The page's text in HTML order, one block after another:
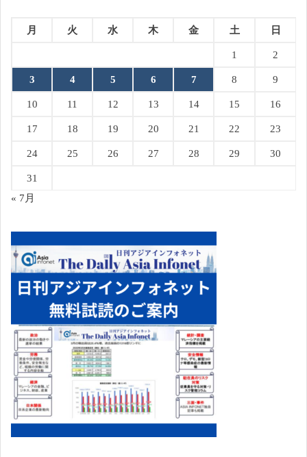
月 火 水 木 金 土 日
1 2
3 4 5 6 7 8 9
10 11 12 13 14 15 16
17 18 19 20 21 22 23
24 25 26 27 28 29 30
31
« 7月